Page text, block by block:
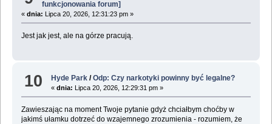
funkcjonowania forum]
« dnia: Lipca 20, 2026, 12:31:23 pm »
Jest jak jest, ale na górze pracują.
10 Hyde Park /Odp: Czy narkotyki powinny być legalne?
«dnia: Lipca 20, 2026, 12:29:31 pm »
Zawieszając na moment Twoje pytanie gdyż chciałbym choćby w
jakimś ułamku dotrzeć do wzajemnego zrozumienia - rozumiem, że